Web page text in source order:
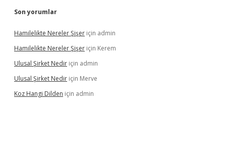
Son yorumlar
Hamilelikte Nereler Şişer için admin
Hamilelikte Nereler Şişer için Kerem
Ulusal Şirket Nedir için admin
Ulusal Şirket Nedir için Merve
Koz Hangi Dilden için admin